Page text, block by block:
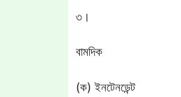
৩।
বামদিক
(ক) ইনটেনডেন্ট